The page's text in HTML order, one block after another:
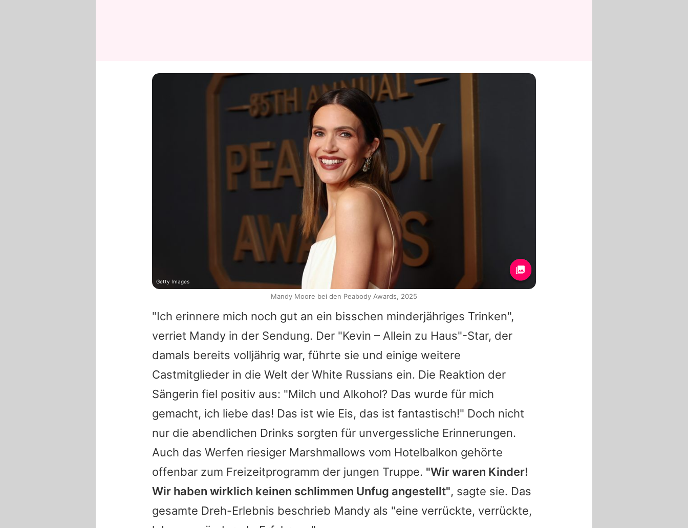
"Ich erinnere mich noch gut an ein bisschen minderjähriges Trinken",
verriet Mandy in der Sendung. Der "Kevin – Allein zu Haus"-Star, der
damals bereits volljährig war, führte sie und einige weitere
Castmitglieder in die Welt der White Russians ein. Die Reaktion der
Sängerin fiel positiv aus: "Milch und Alkohol? Das wurde für mich
gemacht, ich liebe das! Das ist wie Eis, das ist fantastisch!" Doch nicht
nur die abendlichen Drinks sorgten für unvergessliche Erinnerungen.
Auch das Werfen riesiger Marshmallows vom Hotelbalkon gehörte
offenbar zum Freizeitprogramm der jungen Truppe. "Wir waren Kinder!
Wir haben wirklich keinen schlimmen Unfug angestellt", sagte sie. Das
gesamte Dreh-Erlebnis beschrieb Mandy als "eine verrückte, verrückte,
Getty Images
Mandy Moore bei den Peabody Awards, 2025